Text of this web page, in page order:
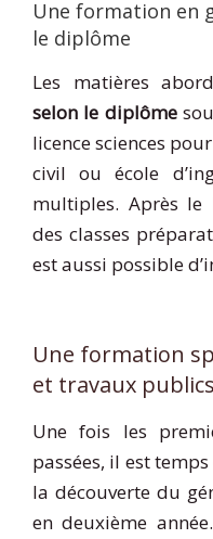
Une formation en
le diplôme
Les matières
selon le diplôme
licence sciences
civil ou école
multiples. Après le
des classes
est aussi possible
Une formation
et travaux publics
Une fois les
passées, il est
la découverte du
en deuxième